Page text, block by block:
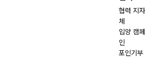
협력 지자
체
입양 캠페
인
포인기부